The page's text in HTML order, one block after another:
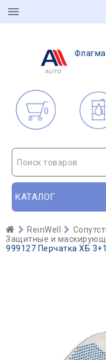
0
Поиск товаров
КАТАЛОГ
ReinWell
Защитные и
999127 Перчатка ХБ